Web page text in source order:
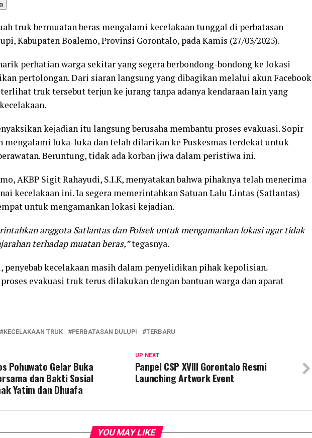
truk bermuatan beras mengalami kecelakaan tunggal di perbatasan
Kabupaten Boalemo, Provinsi Gorontalo, pada Kamis (27/03/2025).
perhatian warga sekitar yang segera berbondong-bondong ke lokasi
pertolongan. Dari siaran langsung yang dibagikan melalui akun Facebook
truk tersebut terjun ke jurang tanpa adanya kendaraan lain yang
kejadian itu langsung berusaha membantu proses evakuasi. Sopir
luka-luka dan telah dilarikan ke Puskesmas terdekat untuk
Beruntung, tidak ada korban jiwa dalam peristiwa ini.
AKBP Sigit Rahayudi, S.I.K, menyatakan bahwa pihaknya telah menerima
kecelakaan ini. Ia segera memerintahkan Satuan Lalu Lintas (Satlantas)
untuk mengamankan lokasi kejadian.
anggota Satlantas dan Polsek untuk mengamankan lokasi agar tidak
terhadap muatan beras,”tegasnya.
penyebab kecelakaan masih dalam penyelidikan pihak kepolisian.
evakuasi truk terus dilakukan dengan bantuan warga dan aparat
KECELAKAAN TRUK PERBATASAN DULUPI TERBARU
UP NEXT
Panpel CSP XVIII Gorontalo Resmi
Launching Artwork Event
Pohuwato Gelar Buka
dan Bakti Sosial
Yatim dan Dhuafa
YOU MAY LIKE